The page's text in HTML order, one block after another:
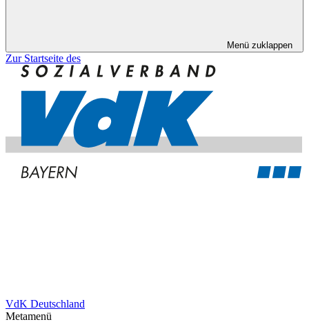
Menü zuklappen
Zur Startseite des
VdK Deutschland
Metamenü